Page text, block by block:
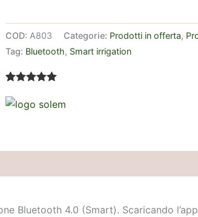
programmatore
a
batteria
Bluetooth
COD: A803 Categorie: Prodotti in offerta,
Tag: Bluetooth, Smart irrigation
su 5 su
base di
Bluetooth 4.0 (Smart). Scaricando